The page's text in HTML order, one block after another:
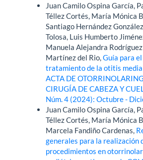
Juan Camilo Ospina García,
Téllez Cortés, María Mónica
Santiago Hernández
Tolosa, Luis Humberto
Manuela Alejandra
Martínez del Rio,Guía para
tratamiento de la otitis
ACTA DE
CIRUGÍA DE CABEZA Y
Núm. 4 (2024): Octubre -
Juan Camilo Ospina García,
Téllez Cortés, María Mónica
Marcela Fandiño Cardenas,
generales para la realización
procedimientos en